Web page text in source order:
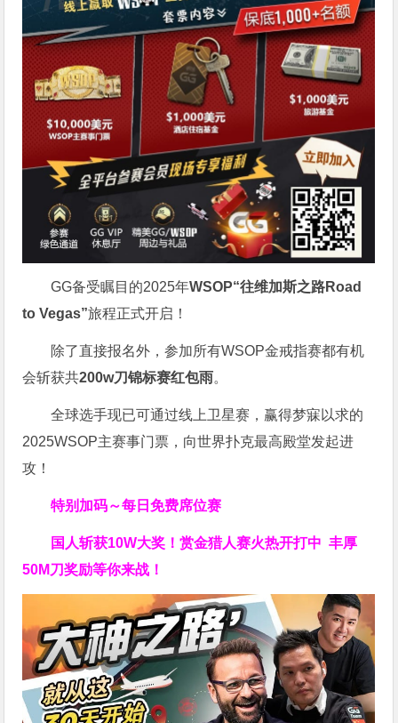
GG备受瞩目的2025年WSOP“往维加斯之路Road
to Vegas”旅程正式开启！
除了直接报名外，参加所有WSOP金戒指赛都有机
会斩获共200w刀锦标赛红包雨。
全球选手现已可通过线上卫星赛，赢得梦寐以求的
2025WSOP主赛事门票，向世界扑克最高殿堂发起进
攻！
特别加码～每日免费席位赛
国人斩获10W大奖！赏金猎人赛火热开打中 丰厚
50M刀奖励等你来战！